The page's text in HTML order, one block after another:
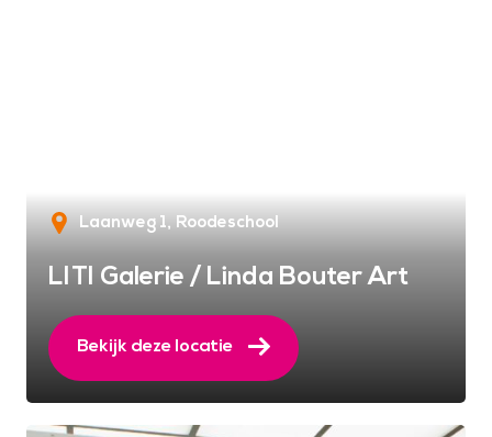
Laanweg 1 Roodeschool
LITI Galerie / Linda Bouter Art
Bekijk deze locatie